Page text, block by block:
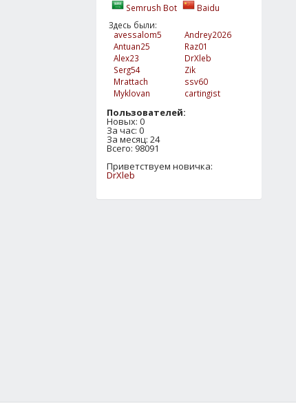
Semrush Bot
Baidu
Здесь были:
avessalom5
Andrey2026
Antuan25
Raz01
Alex23
DrXleb
Serg54
Zik
Mrattach
ssv60
Myklovan
cartingist
Пользователей:
Новых: 0
За час: 0
За месяц: 24
Всего: 98091
Приветствуем новичка:
DrXleb